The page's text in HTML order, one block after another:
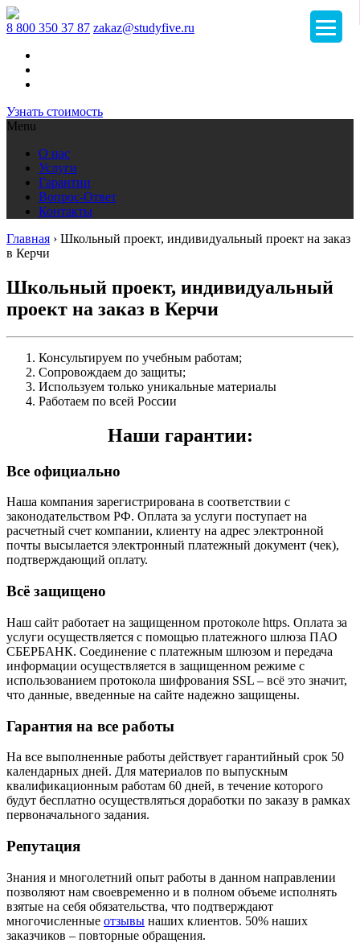
8 800 350 37 87 zakaz@studyfive.ru
Узнать стоимость
Menu
О нас
Услуги
Гарантии
Вопрос-Ответ
Контакты
Главная › Школьный проект, индивидуальный проект на заказ
в Керчи
Школьный проект, индивидуальный
проект на заказ в Керчи
Консультируем по учебным работам;
Сопровождаем до защиты;
Используем только уникальные материалы
Работаем по всей России
Наши гарантии:
Все официально
Наша компания зарегистрирована в соответствии с
законодательством РФ. Оплата за услуги поступает на
расчетный счет компании, клиенту на адрес электронной
почты высылается электронный платежный документ (чек),
подтверждающий оплату.
Всё защищено
Наш сайт работает на защищенном протоколе https. Оплата за
услуги осуществляется с помощью платежного шлюза ПАО
СБЕРБАНК. Соединение с платежным шлюзом и передача
информации осуществляется в защищенном режиме с
использованием протокола шифрования SSL – всё это значит,
что данные, введенные на сайте надежно защищены.
Гарантия на все работы
На все выполненные работы действует гарантийный срок 50
календарных дней. Для материалов по выпускным
квалификационным работам 60 дней, в течение которого
будут бесплатно осуществляться доработки по заказу в рамках
первоначального задания.
Репутация
Знания и многолетний опыт работы в данном направлении
позволяют нам своевременно и в полном объеме исполнять
взятые на себя обязательства, что подтверждают
многочисленные отзывы наших клиентов. 50% наших
заказчиков – повторные обращения.